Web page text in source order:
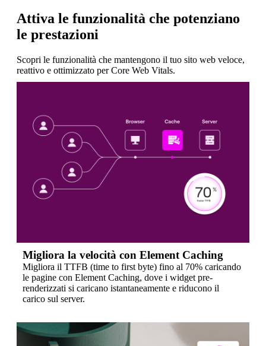
Attiva le funzionalità che potenziano
le prestazioni
Scopri le funzionalità che mantengono il tuo sito web veloce,
reattivo e ottimizzato per Core Web Vitals.
Migliora la velocità con Element Caching
Migliora il TTFB (time to first byte) fino al 70% caricando
le pagine con Element Caching, dove i widget pre-
renderizzati si caricano istantaneamente e riducono il
carico sul server.